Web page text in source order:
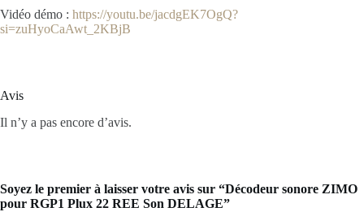
Vidéo démo : https://youtu.be/jacdgEK7OgQ?
si=zuHyoCaAwt_2KBjB
Avis
Il n’y a pas encore d’avis.
Soyez le premier à laisser votre avis sur “Décodeur sonore ZIMO
pour RGP1 Plux 22 REE Son DELAGE”